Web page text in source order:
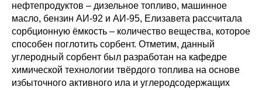
нефтепродуктов – дизельное топливо, машинное
масло, бензин АИ-92 и АИ-95, Елизавета рассчитала
сорбционную ёмкость – количество вещества, которое
способен поглотить сорбент. Отметим, данный
углеродный сорбент был разработан на кафедре
химической технологии твёрдого топлива на основе
избыточного активного ила и углеродсодержащих